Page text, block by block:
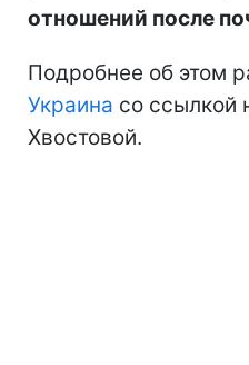
отношений после
Подробнее об этом
Украина со ссылкой
Хвостовой.